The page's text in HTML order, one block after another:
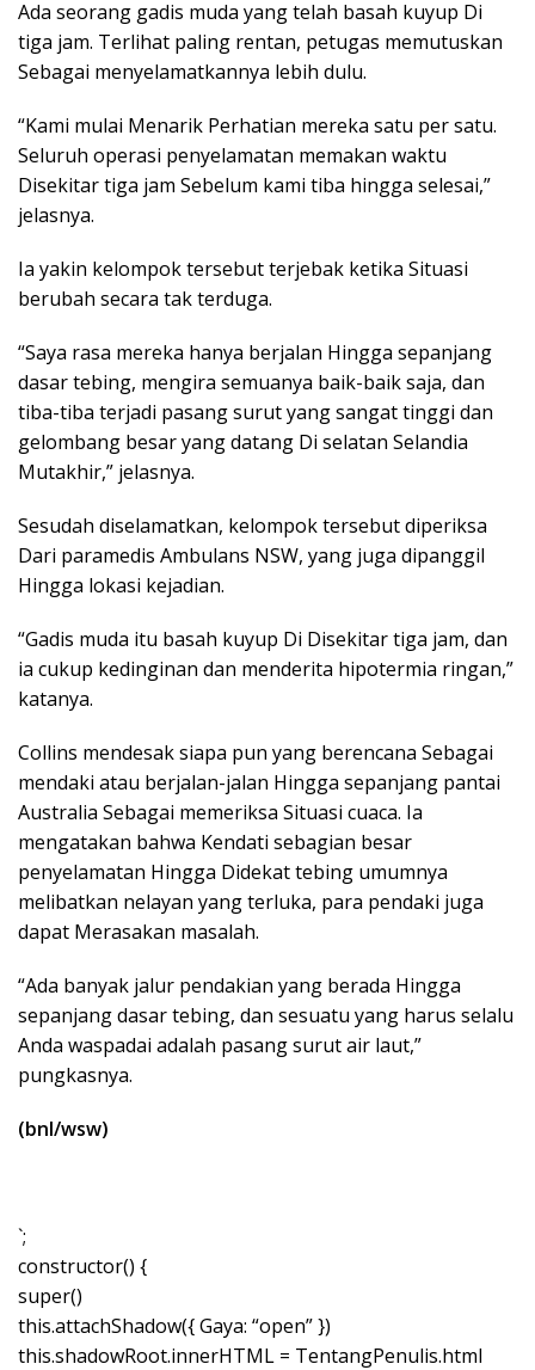
Ada seorang gadis muda yang telah basah kuyup Di
tiga jam. Terlihat paling rentan, petugas memutuskan
Sebagai menyelamatkannya lebih dulu.
“Kami mulai Menarik Perhatian mereka satu per satu.
Seluruh operasi penyelamatan memakan waktu
Disekitar tiga jam Sebelum kami tiba hingga selesai,”
jelasnya.
Ia yakin kelompok tersebut terjebak ketika Situasi
berubah secara tak terduga.
“Saya rasa mereka hanya berjalan Hingga sepanjang
dasar tebing, mengira semuanya baik-baik saja, dan
tiba-tiba terjadi pasang surut yang sangat tinggi dan
gelombang besar yang datang Di selatan Selandia
Mutakhir,” jelasnya.
Sesudah diselamatkan, kelompok tersebut diperiksa
Dari paramedis Ambulans NSW, yang juga dipanggil
Hingga lokasi kejadian.
“Gadis muda itu basah kuyup Di Disekitar tiga jam, dan
ia cukup kedinginan dan menderita hipotermia ringan,”
katanya.
Collins mendesak siapa pun yang berencana Sebagai
mendaki atau berjalan-jalan Hingga sepanjang pantai
Australia Sebagai memeriksa Situasi cuaca. Ia
mengatakan bahwa Kendati sebagian besar
penyelamatan Hingga Didekat tebing umumnya
melibatkan nelayan yang terluka, para pendaki juga
dapat Merasakan masalah.
“Ada banyak jalur pendakian yang berada Hingga
sepanjang dasar tebing, dan sesuatu yang harus selalu
Anda waspadai adalah pasang surut air laut,”
pungkasnya.
(bnl/wsw)
`;
constructor() {
super()
this.attachShadow({ Gaya: “open” })
this.shadowRoot.innerHTML = TentangPenulis.html